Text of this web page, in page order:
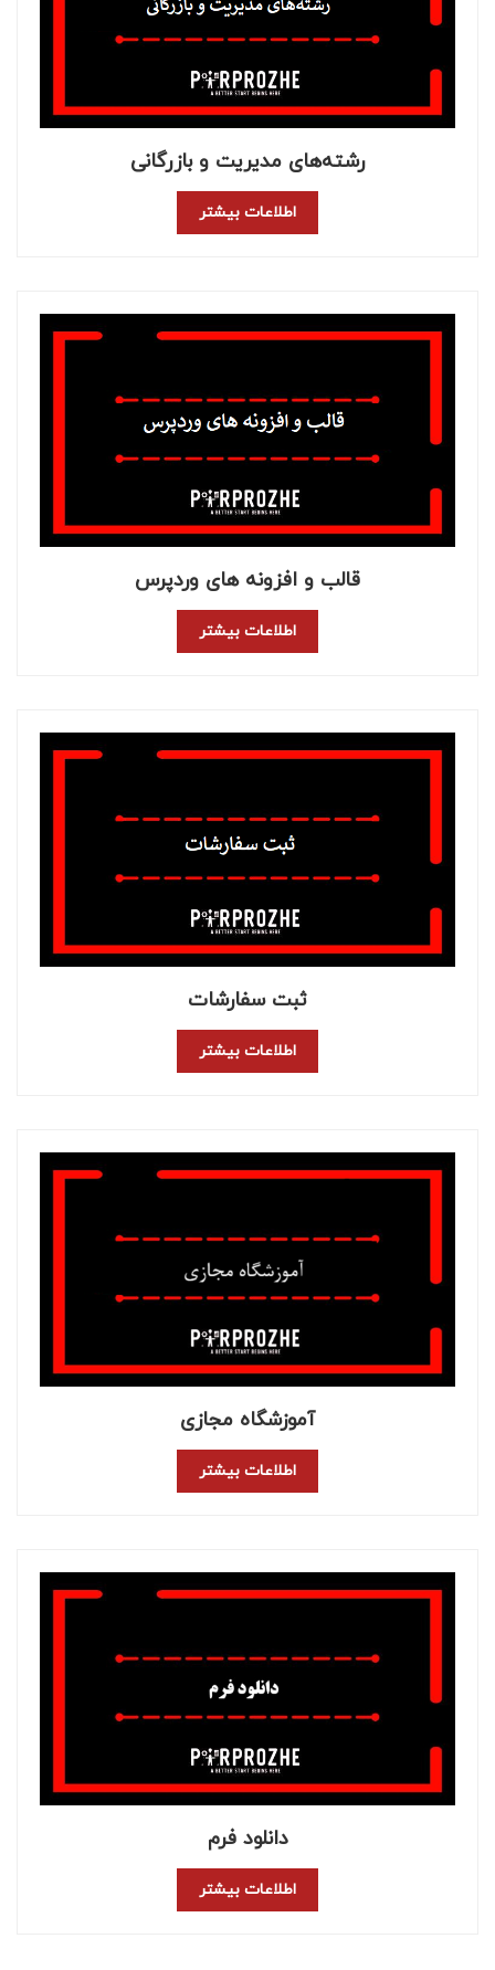
رشته‌های مدیریت و بازرگانی
اطلاعات بیشتر
قالب و افزونه های وردپرس
اطلاعات بیشتر
ثبت سفارشات
اطلاعات بیشتر
آموزشگاه مجازی
اطلاعات بیشتر
دانلود فرم
اطلاعات بیشتر